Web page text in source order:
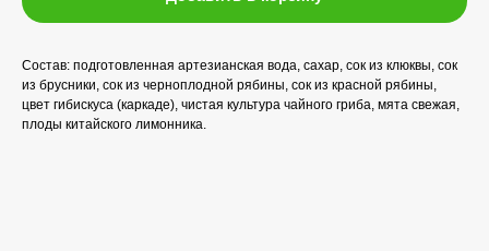
Состав: подготовленная артезианская вода, сахар, сок из клюквы, сок
из брусники, сок из черноплодной рябины, сок из красной рябины,
цвет гибискуса (каркаде), чистая культура чайного гриба, мята свежая,
плоды китайского лимонника.